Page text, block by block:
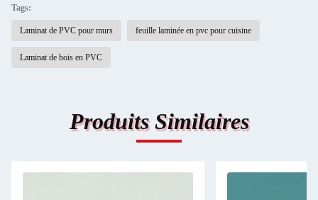
Tags:
Laminat de PVC pour murs feuille laminée en pvc pour cuisine
Laminat de bois en PVC
Produits Similaires